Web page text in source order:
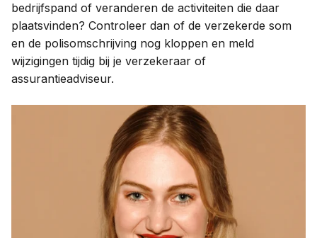
bedrijfspand of veranderen de activiteiten die daar
plaatsvinden? Controleer dan of de verzekerde som
en de polisomschrijving nog kloppen en meld
wijzigingen tijdig bij je verzekeraar of
assurantieadviseur.